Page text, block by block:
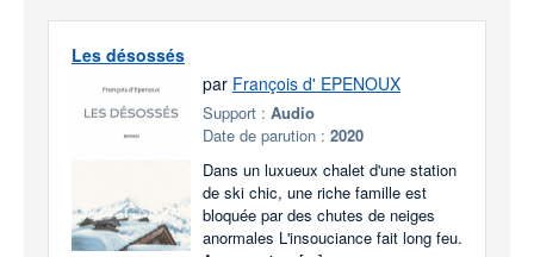
Les désossés
par François d' EPENOUX
Support : Audio
Date de parution : 2020
Dans un luxueux chalet d'une station
de ski chic, une riche famille est
bloquée par des chutes de neiges
anormales L'insouciance fait long feu.